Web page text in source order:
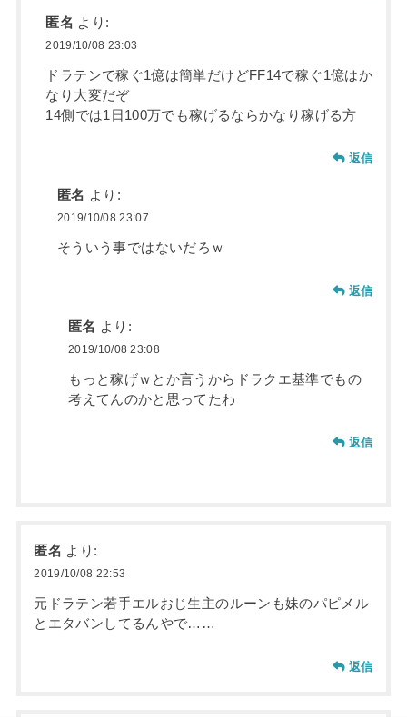
匿名 より:
2019/10/08 23:03
ドラテンで稼ぐ1億は簡単だけどFF14で稼ぐ1億はか
なり大変だぞ
14側では1日100万でも稼げるならかなり稼げる方
返信
匿名 より:
2019/10/08 23:07
そういう事ではないだろｗ
返信
匿名 より:
2019/10/08 23:08
もっと稼げｗとか言うからドラクエ基準でもの
考えてんのかと思ってたわ
返信
匿名 より:
2019/10/08 22:53
元ドラテン若手エルおじ生主のルーンも妹のパピメル
とエタバンしてるんやで……
返信